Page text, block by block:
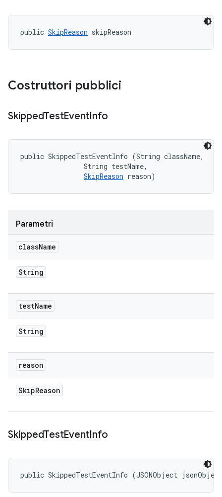
public SkipReason skipReason
Costruttori pubblici
SkippedTestEventInfo
public SkippedTestEventInfo (String className,
                String testName,
SkipReason reason)
Parametri
className
String
testName
String
reason
SkipReason
SkippedTestEventInfo
public SkippedTestEventInfo (JSONObject